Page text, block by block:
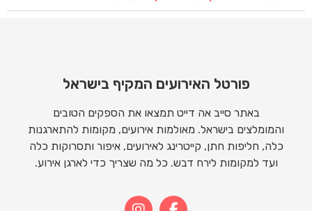
פורטל האירועים המקיף בישראל
באתר סייב אה דייט תמצאו את הספקים הטובים
והמומלצים בישראל. מאולמות אירועים, מקומות להתארגנות
כלה, חליפות חתן, קייטרינג לאירועים, איפור ותסרוקות כלה
ועד למקומות לירח דבש. כל מה שצריך כדי לארגן אירוע.